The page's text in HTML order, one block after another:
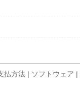
払方法 | ソフトウェア |